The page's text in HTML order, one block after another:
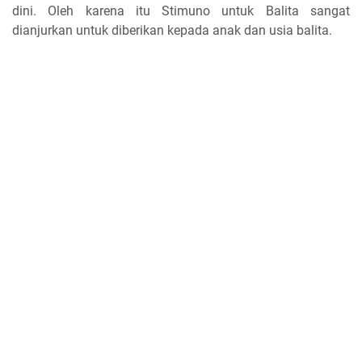
dini. Oleh karena itu Stimuno untuk Balita sangat
dianjurkan untuk diberikan kepada anak dan usia balita.